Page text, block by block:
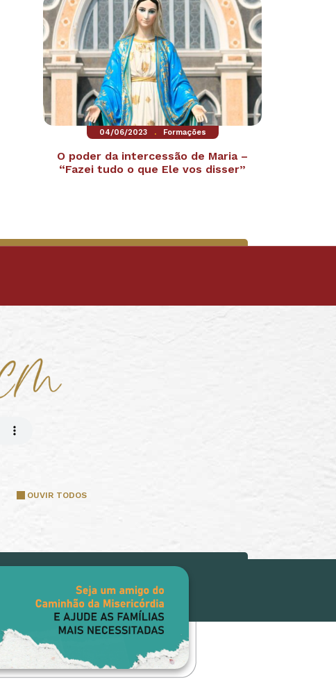
04/06/2023 . Formações
O poder da intercessão de Maria –
“Fazei tudo o que Ele vos disser”
OUVIR TODOS